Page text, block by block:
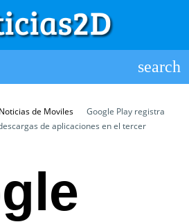
Noticias de Moviles
Google Play registra
de aplicaciones en el tercer